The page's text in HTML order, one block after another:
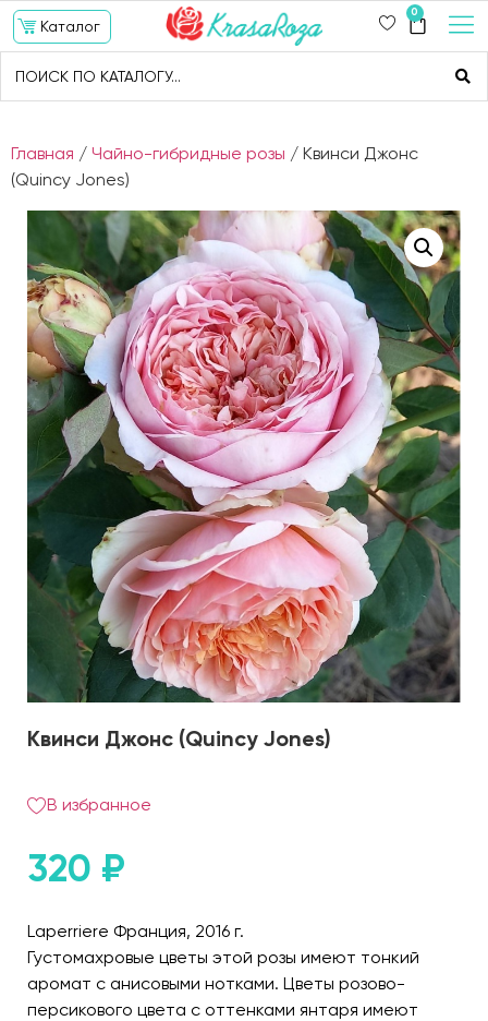
Каталог
0
Главная / Чайно-гибридные розы / Квинси Джонс
(Quincy Jones)
Квинси Джонс (Quincy Jones)
В избранное
320 ₽
Laperriere Франция, 2016 г.
Густомахровые цветы этой розы имеют тонкий
аромат с анисовыми нотками. Цветы розово-
персикового цвета с оттенками янтаря имеют